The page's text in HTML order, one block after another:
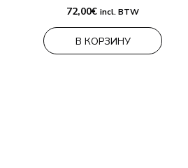
72,00€ incl. BTW
В КОРЗИНУ